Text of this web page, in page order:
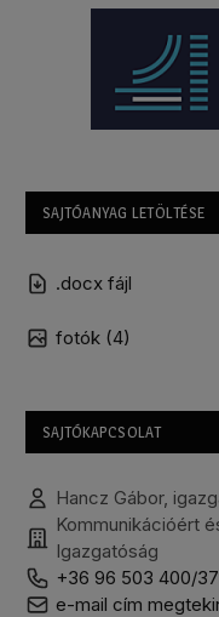
SAJTÓANYAG LETÖLTÉSE
.docx fájl
fotók (4)
SAJTÓKAPCSOLAT
Hancz Gábor,
Kommunikációért
Igazgatóság
+36 96 503 400/
e-mail cím